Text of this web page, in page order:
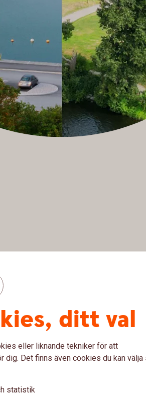
av banktjänster i
Västervik
att växa i vårt område
vår ambition att
också ett
göra nytta för platsen
kund i Sparbankenditt val
eller liknande tekniker för att
dig. Det finns även cookies du kan välja
statistik